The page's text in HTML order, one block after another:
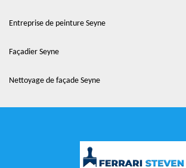
Entreprise de peinture Seyne
Façadier Seyne
Nettoyage de façade Seyne